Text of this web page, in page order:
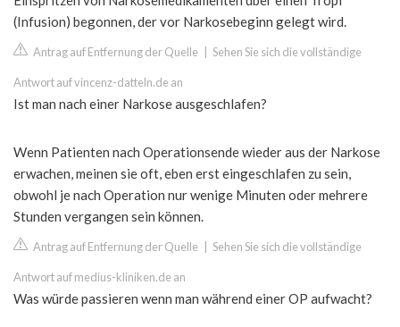
(Infusion) begonnen, der vor Narkosebeginn gelegt wird.
Antrag auf Entfernung der Quelle Sehen Sie sich die vollständige
Antwort auf vincenz-datteln.de an
Ist man nach einer Narkose ausgeschlafen?
Wenn Patienten nach Operationsende wieder aus der Narkose
erwachen, meinen sie oft, eben erst eingeschlafen zu sein,
obwohl je nach Operation nur wenige Minuten oder mehrere
Stunden vergangen sein können.
Antrag auf Entfernung der Quelle Sehen Sie sich die vollständige
Antwort auf medius-kliniken.de an
Was würde passieren wenn man während einer OP aufwacht?